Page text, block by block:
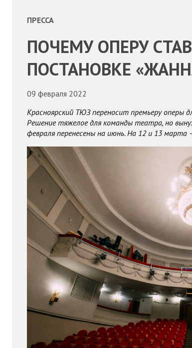
ПРЕССА
ПОЧЕМУ ОПЕРУ
ПОСТАНОВКЕ
09 февраля 2022
Красноярский ТЮЗ переносит премьеру оперы
Решение тяжелое для команды театра, но
февраля перенесены на июнь. На 12 и 13